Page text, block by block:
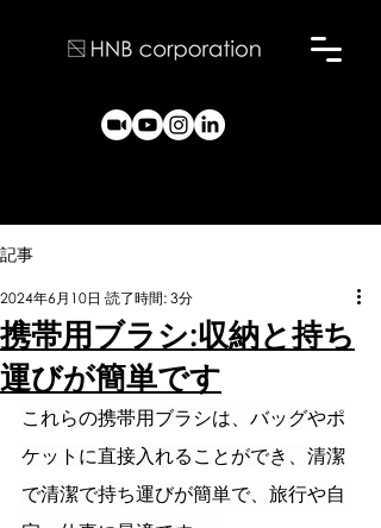
記事
携帯用ブラシ:収納と持ち
運びが簡単です
2024年6月10日 読了時間: 3分
これらの携帯用ブラシは、バッグやポ
ケットに直接入れることができ、清潔
で清潔で持ち運びが簡単で、旅行や自